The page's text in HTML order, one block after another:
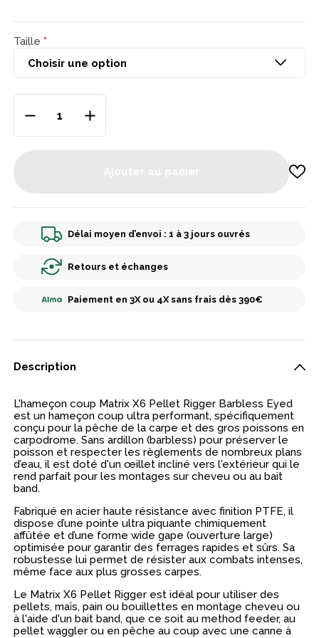
Taille
Délai moyen d’envoi : 1 à 3 jours ouvrés
Retours et échanges
Paiement en 3X ou 4X sans frais dès 390€
Description
L'hameçon coup Matrix X6 Pellet Rigger Barbless Eyed
est un hameçon coup ultra performant, spécifiquement
conçu pour la pêche de la carpe et des gros poissons en
carpodrome. Sans ardillon (barbless) pour préserver le
poisson et respecter les règlements de nombreux plans
d’eau, il est doté d'un œillet incliné vers l'extérieur qui le
rend parfait pour les montages sur cheveu ou au bait
band.
Fabriqué en acier haute résistance avec finition PTFE, il
dispose d’une pointe ultra piquante chimiquement
affûtée et d’une forme wide gape (ouverture large)
optimisée pour garantir des ferrages rapides et sûrs. Sa
robustesse lui permet de résister aux combats intenses,
même face aux plus grosses carpes.
Le Matrix X6 Pellet Rigger est idéal pour utiliser des
pellets, maïs, pain ou bouillettes en montage cheveu ou
à l'aide d'un bait band, que ce soit au method feeder, au
pellet waggler ou en pêche au coup avec une canne à